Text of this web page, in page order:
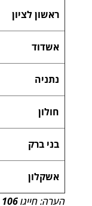
ראשון לציון
אשדוד
נתניה
חולון
בני ברק
אשקלון
הערה: חייגו106